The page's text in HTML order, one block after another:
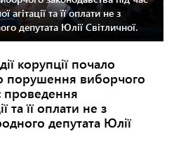
та її оплати не з
депутата Юлії Світличної.
корупції почало
порушення виборчого
проведення
та її оплати не з
депутата Юлії